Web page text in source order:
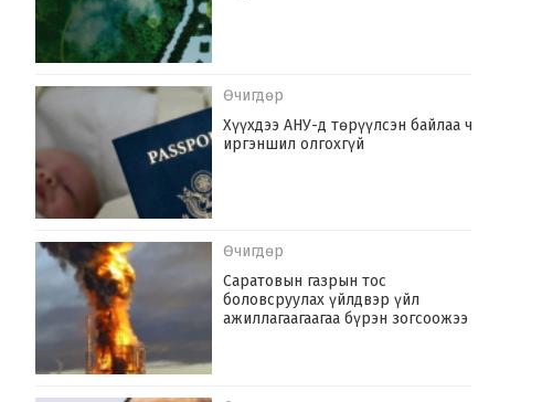
Өчигдөр
Хүүхдээ АНУ-д төрүүлсэн байлаа ч
иргэншил олгохгүй
Өчигдөр
Саратовын газрын тос
боловсруулах үйлдвэр үйл
ажиллагаагаагаа бүрэн зогсоожээ